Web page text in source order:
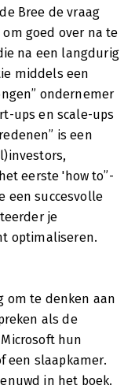
Bree de vraag
goed over na te
na een langdurig
middels een
ondernemer
ups en scale-ups
is een
eerste 'how to”-
een succesvolle
je
optimaliseren.
om te denken aan
als de
hun
een slaapkamer.
in het boek.